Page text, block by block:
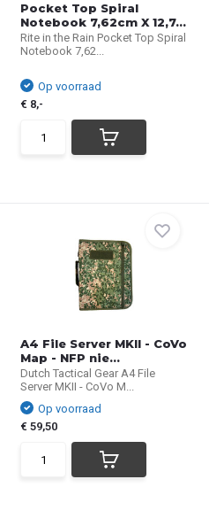
Pocket Top Spiral
Notebook 7,62cm X 12,7...
Rite in the Rain Pocket Top Spiral
Notebook 7,62...
Op voorraad
€ 8,-
A4 File Server MKII - CoVo
Map - NFP nie...
Dutch Tactical Gear A4 File
Server MKII - CoVo M...
Op voorraad
€ 59,50